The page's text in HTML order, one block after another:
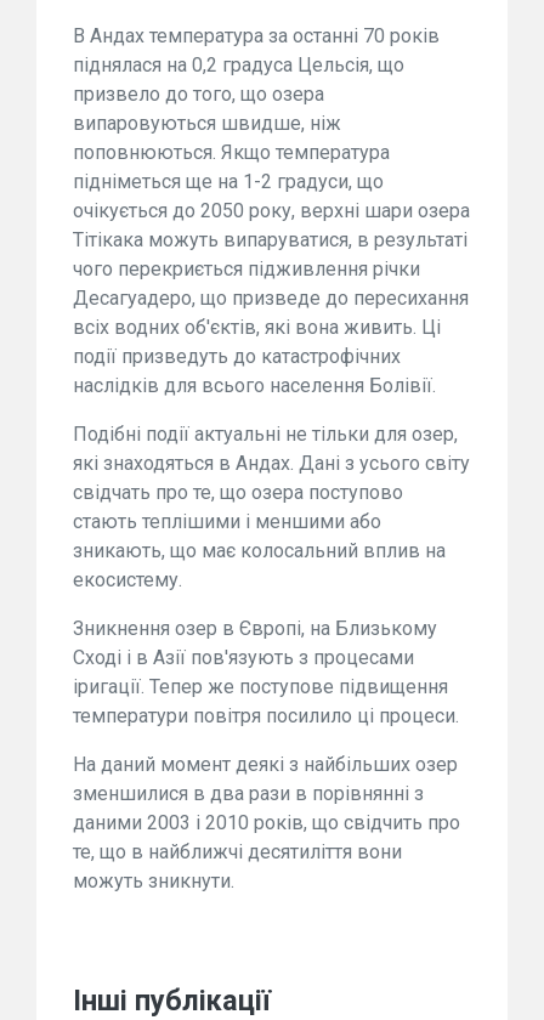
В Андах температура за останні 70 років
піднялася на 0,2 градуса Цельсія, що
призвело до того, що озера
випаровуються швидше, ніж
поповнюються. Якщо температура
підніметься ще на 1-2 градуси, що
очікується до 2050 року, верхні шари озера
Тітікака можуть випаруватися, в результаті
чого перекриється підживлення річки
Десагуадеро, що призведе до пересихання
всіх водних об'єктів, які вона живить. Ці
події призведуть до катастрофічних
наслідків для всього населення Болівії.
Подібні події актуальні не тільки для озер,
які знаходяться в Андах. Дані з усього світу
свідчать про те, що озера поступово
стають теплішими і меншими або
зникають, що має колосальний вплив на
екосистему.
Зникнення озер в Європі, на Близькому
Сході і в Азії пов'язують з процесами
іригації. Тепер же поступове підвищення
температури повітря посилило ці процеси.
На даний момент деякі з найбільших озер
зменшилися в два рази в порівнянні з
даними 2003 і 2010 років, що свідчить про
те, що в найближчі десятиліття вони
можуть зникнути.
Інші публікації